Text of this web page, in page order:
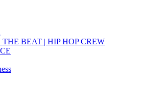
BEAT | HIP HOP CREW